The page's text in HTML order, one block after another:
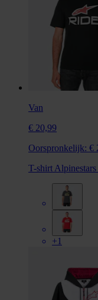
Van
€ 20,99
Oorspronkelijk: €
T-shirt
+1